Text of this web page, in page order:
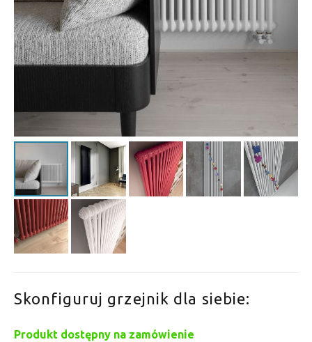
Skonfiguruj grzejnik dla siebie:
Produkt dostępny na zamówienie